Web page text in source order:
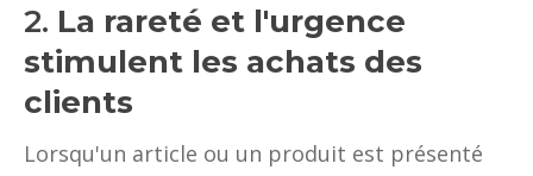
2. La rareté et l'urgence
stimulent les achats des
clients
Lorsqu'un article ou un produit est présenté